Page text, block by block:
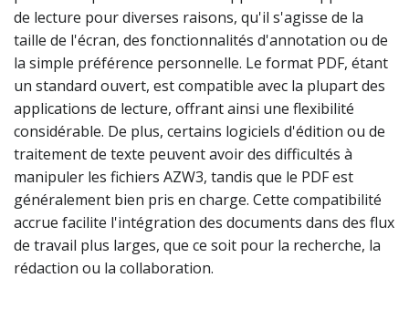
de lecture pour diverses raisons, qu'il s'agisse de la
taille de l'écran, des fonctionnalités d'annotation ou de
la simple préférence personnelle. Le format PDF, étant
un standard ouvert, est compatible avec la plupart des
applications de lecture, offrant ainsi une flexibilité
considérable. De plus, certains logiciels d'édition ou de
traitement de texte peuvent avoir des difficultés à
manipuler les fichiers AZW3, tandis que le PDF est
généralement bien pris en charge. Cette compatibilité
accrue facilite l'intégration des documents dans des flux
de travail plus larges, que ce soit pour la recherche, la
rédaction ou la collaboration.